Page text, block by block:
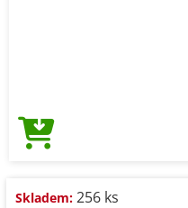
Skladem: 256 ks